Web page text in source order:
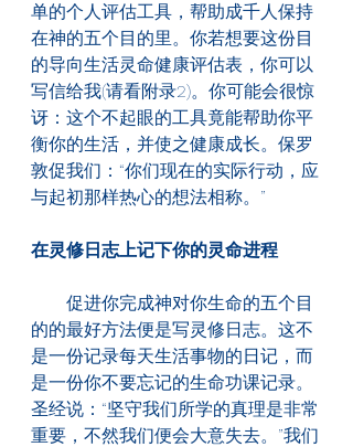
单的个人评估工具，帮助成千人保持
在神的五个目的里。你若想要这份目
的导向生活灵命健康评估表，你可以
写信给我(请看附录2)。你可能会很惊
讶：这个不起眼的工具竟能帮助你平
衡你的生活，并使之健康成长。保罗
敦促我们：“你们现在的实际行动，应
与起初那样热心的想法相称。”
在灵修日志上记下你的灵命进程
促进你完成神对你生命的五个目
的的最好方法便是写灵修日志。这不
是一份记录每天生活事物的日记，而
是一份你不要忘记的生命功课记录。
圣经说：“坚守我们所学的真理是非常
重要，不然我们便会大意失去。”我们